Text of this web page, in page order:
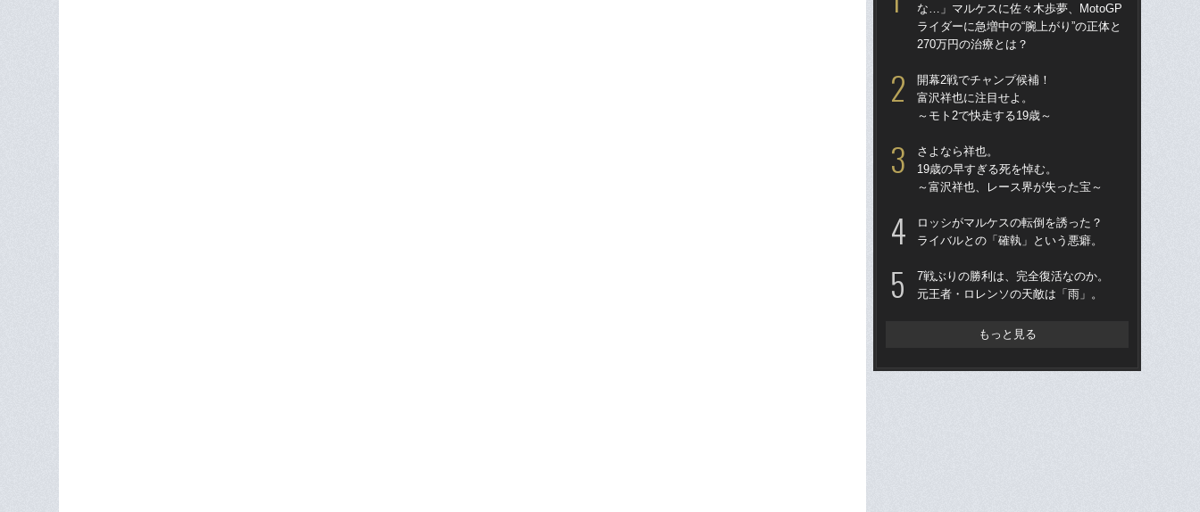
な…」マルケスに佐々木歩夢、MotoGP
ライダーに急増中の“腕上がり”の正体と
270万円の治療とは？
開幕2戦でチャンプ候補！
富沢祥也に注目せよ。
～モト2で快走する19歳～
さよなら祥也。
19歳の早すぎる死を悼む。
～富沢祥也、レース界が失った宝～
ロッシがマルケスの転倒を誘った？
ライバルとの「確執」という悪癖。
7戦ぶりの勝利は、完全復活なのか。
元王者・ロレンソの天敵は「雨」。
もっと見る